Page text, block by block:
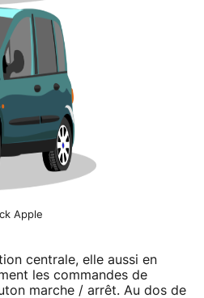
Apple
centrale, elle aussi en
les commandes de
marche / arrêt. Au dos de